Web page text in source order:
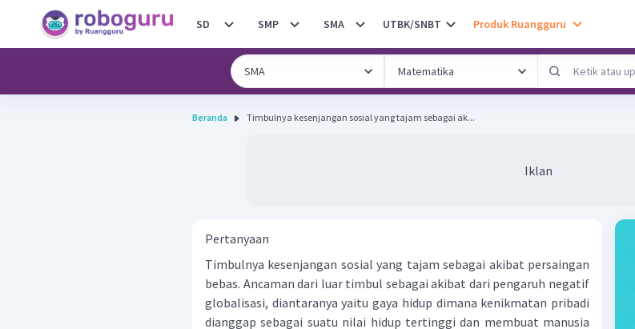
SD SMP SMA UTBK/SNBT Produk Ruangguru
Beranda Timbulnya kesenjangan sosial yang tajam sebagai ak...
Iklan
Pertanyaan
Timbulnya kesenjangan sosial yang tajam sebagai akibat persaingan
bebas. Ancaman dari luar timbul sebagai akibat dari pengaruh negatif
globalisasi, diantaranya yaitu gaya hidup dimana kenikmatan pribadi
dianggap sebagai suatu nilai hidup tertinggi dan membuat manusia